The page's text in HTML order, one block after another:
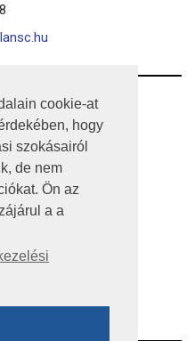
cookie-at
hogy
szokásairól
de nem
Ön az
a a